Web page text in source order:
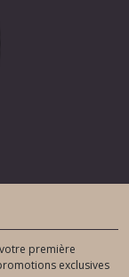
première
exclusives